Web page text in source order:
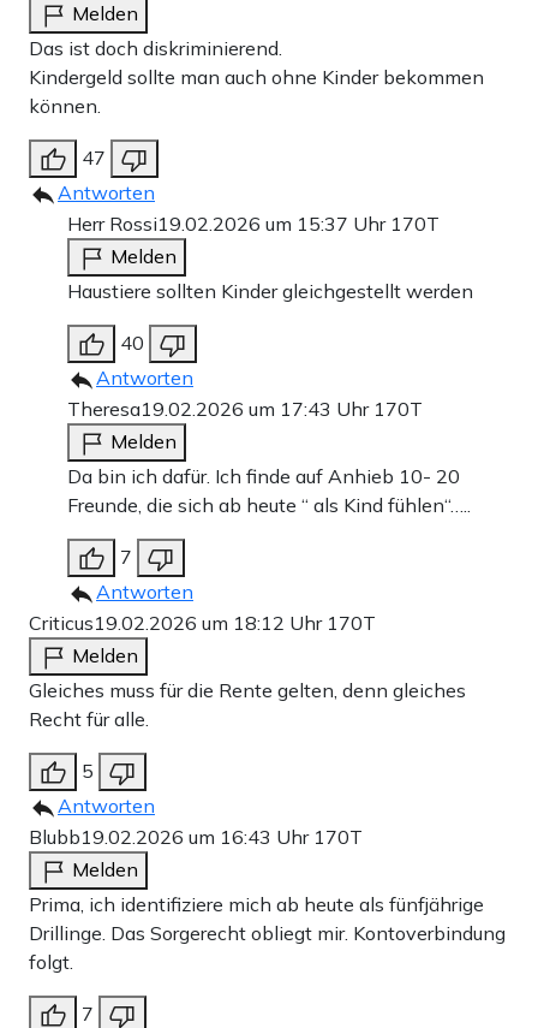
Melden
Das ist doch diskriminierend.
Kindergeld sollte man auch ohne Kinder bekommen
können.
47
Antworten
Herr Rossi19.02.2026 um 15:37 Uhr 170T
Melden
Haustiere sollten Kinder gleichgestellt werden
40
Antworten
Theresa19.02.2026 um 17:43 Uhr 170T
Melden
Da bin ich dafür. Ich finde auf Anhieb 10- 20
Freunde, die sich ab heute “ als Kind fühlen“…..
7
Antworten
Criticus19.02.2026 um 18:12 Uhr 170T
Melden
Gleiches muss für die Rente gelten, denn gleiches
Recht für alle.
5
Antworten
Blubb19.02.2026 um 16:43 Uhr 170T
Melden
Prima, ich identifiziere mich ab heute als fünfjährige
Drillinge. Das Sorgerecht obliegt mir. Kontoverbindung
folgt.
7